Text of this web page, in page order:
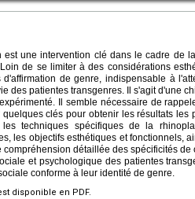
est une intervention clé dans le cadre de
de se limiter à des considérations
de genre, indispensable à
des patientes transgenres. Il s'agit d'une
Il semble nécessaire de
clés pour obtenir les résultats les
techniques spécifiques de la
les objectifs esthétiques et fonctionnels,
détaillée des spécificités
et psychologique des patientes
conforme à leur identité de genre.
disponible en PDF.